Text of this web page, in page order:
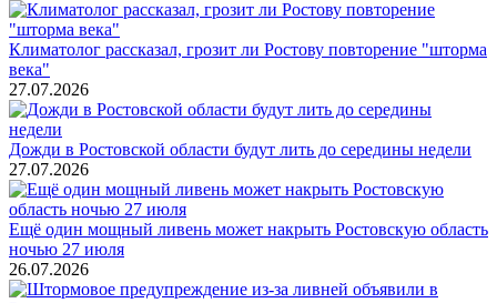
Климатолог рассказал, грозит ли Ростову повторение "шторма
века"
27.07.2026
Дожди в Ростовской области будут лить до середины недели
27.07.2026
Ещё один мощный ливень может накрыть Ростовскую область
ночью 27 июля
26.07.2026